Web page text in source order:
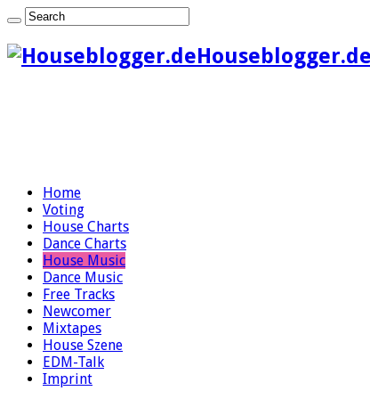
Home
Voting
House Charts
Dance Charts
House Music
Dance Music
Free Tracks
Newcomer
Mixtapes
House Szene
EDM-Talk
Imprint